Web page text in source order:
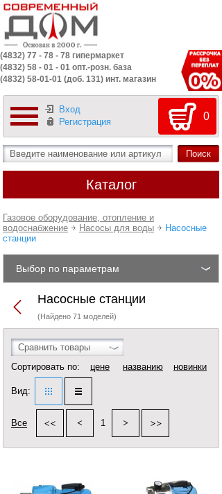
(4832) 77 - 78 - 78 гипермаркет
(4832) 58 - 01 - 01 опт.-розн. база
(4832) 58-01-01 (доб. 131) инт. магазин
Вход
Регистрация
0
Каталог
Газовое оборудование, отопление и
водоснабжение
Насосы для воды
Насосные
станции
Выбор по параметрам
Насосные станции
(Найдено 71 моделей)
Сравнить товары
Сортировать по:
цене названию новинки
Вид:
Все 1